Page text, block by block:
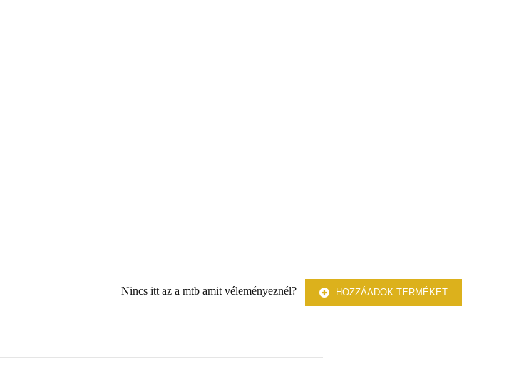
Nincs itt az a mtb amit véleményeznél? HOZZÁADOK TERMÉKET